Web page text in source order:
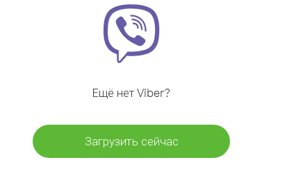
Ещё нет Viber?
Загрузить сейчас